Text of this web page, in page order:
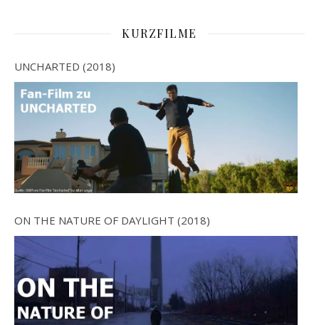
KURZFILME
UNCHARTED (2018)
ON THE NATURE OF DAYLIGHT (2018)